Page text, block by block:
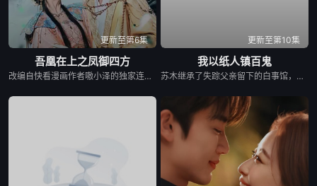
更新至第6集
吾凰在上之凤御四方
改编自快看漫画作者嗷小泽的独家连载漫画《吾凰在上》。 现代少女奚圆（姜贞羽 饰）因意外踏入玄机界，继而卷入虎云国内乱的漩涡，身陷重重危机，而在一次次险象环生中，奚圆的真实身份逐渐浮出水面，她体内的凤凰神力也在机缘巧合下被激发觉醒。肩负整个玄机界安危的奚圆将个人的生死抛之脑后挺身而出，勇敢地向至高的神律挑战，并最终凭借自身的聪慧与坚韧守护了玄机界的苍生。
更新至第10集
我以纸人镇百鬼
苏木继承了失踪父亲留下的白事馆，本想低调扎纸维生，却因一具流血的新娘纸人卷入了一场跨越十年的惊天阴谋。这纸人身上，竟贴着父亲消失前的绝命符箓。为了寻找父亲，苏木手持家传罗盘，独闯古镇鬼婚宴，掌扇招魂神棍。深陷租界纸域大楼，反杀吸血资本家。最终踏入生人勿近的封门村，揭开百人活尸背后的血泪冤案。随着三块罗盘碎片合一，当年的背叛者，父亲的结拜兄弟王叔现身夺宝。王叔布下万怨噬魂阵，欲将苏木炼成杀戮傀儡。生死关头，苏木觉醒苏家至高血脉，融合父亲残魂，引九霄神雷荡平邪祟。你以为苏家扎的是纸，不，扎的是这世间的公道。从此，苏木手持罗盘，行走阴阳，开启了一段热血又诡异的捉鬼传奇。